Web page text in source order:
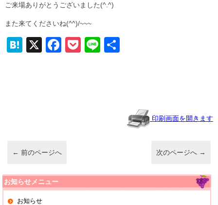
ご来場ありがとうございました(^.^)
また来てくださいね(^^)/~~~
H
X
F
k
P
Li
印刷画面を開きます
← 前のページへ 次のページへ →
お知らせメニュー
お知らせ